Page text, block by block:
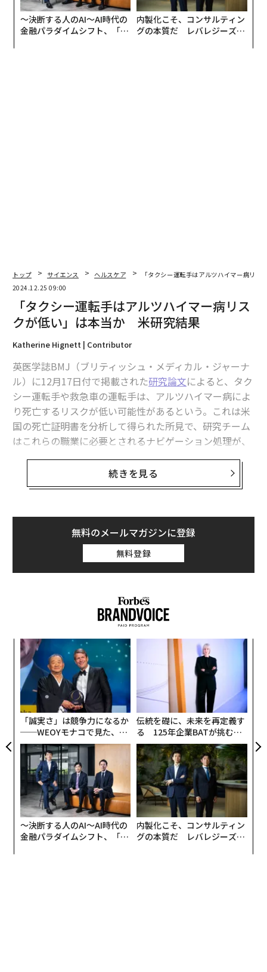
翻訳・編集＝荻原藤緒
2026年9月号発売中
最新号の購入はこちらから
メンバーシップに登録する
関連記事
「タクシー運転手はアルツハイマー病リスクが低い」は本当か 米研究結
「海辺で休暇を過ごすと肌の調子が良い」 科学的にも根拠が
「たばこを1本吸うごとに寿命が20分縮まる」可能性 英研究
生物学者が解説 100歳以上生きる人の「奇妙」な習慣、健康法と共通点
8割の日本人が「なんとなく不調」な時代を生きる方法
タグ： ヘルスケア 研究/研究結果
advertisement
〜決断する人のAI〜AI時代の
金融パラダイムシフト、「超
内製化こそ、コンサルティン
グの本質だ レバレジーズが
トップ サイエンス ヘルスケア
「タクシー運転手はアルツハイマー病リ
2024.12.25 09:00
「タクシー運転手はアルツハイマー病リス
クが低い」は本当か 米研究結果
Katherine Hignett | Contributor
英医学誌BMJ（ブリティッシュ・メディカル・ジャーナ
ル）に12月17日付で掲載された研究論文によると、タク
シー運転手や救急車の運転手は、アルツハイマー病によ
り死亡するリスクが低い可能性があるという。これは米
国の死亡証明書を分析して得られた所見で、研究チーム
はこれらの職業に必要とされるナビゲーション処理が、
病気の発症に関与する脳の部位に神経学的変化を引き起
こしているのではないかとみている。
裏付ける根拠を提示していない点に注意が必要だ。アル
ツハイマー病のリスクを低減するなら、もっと信頼性の
高い方法があると指摘する専門家もいる。
アルツハイマー病の職業別死亡率
米国の研究チームは、2020年1月1日～2022年12月31日
に発行された死亡証明書の記録を調査し、年齢、人種、
性別、教育レベルなどの社会人口統計学的因子を調整し
た上で、死因と主に従事していた職業について分析。ア
ルツハイマー病が死因とされた人の割合を職業別に評価
した。
死亡証明書の死因の欄にアルツハイマー病と記載されて
いた人は、職業情報が得られた死者約900万人のうち、
約3.9％（34万8000人余り）に上った。死亡時の年齢な
どの社会人口統計学的要因を調整した後のアルツハイマ
ー病の一般死亡率は、1.69％だった。
続きを見る
無料のメールマガジンに登録
無料登録
「誠実さ」は競争力になるか
──WEOYモナコで見た、く
ら寿司の経営哲学
伝統を礎に、未来を再定義す
る 125年企業BATが挑むス
モークレスな未来
〜決断する人のAI〜AI時代の
金融パラダイムシフト、「超
内製化こそ、コンサルティン
グの本質だ レバレジーズが